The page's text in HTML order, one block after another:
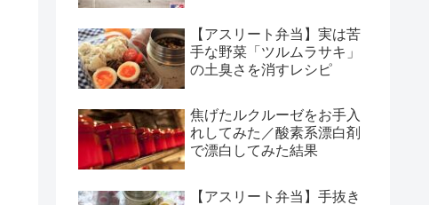
【アスリート弁当】実は苦
手な野菜「ツルムラサキ」
の土臭さを消すレシピ
焦げたルクルーゼをお手入
れしてみた／酸素系漂白剤
で漂白してみた結果
【アスリート弁当】手抜き